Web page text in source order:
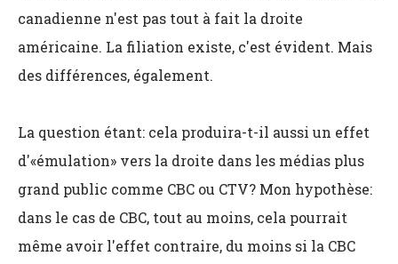
canadienne n'est pas tout à fait la droite
américaine. La filiation existe, c'est évident. Mais
des différences, également.
La question étant: cela produira-t-il aussi un effet
d'«émulation» vers la droite dans les médias plus
grand public comme CBC ou CTV? Mon hypothèse:
dans le cas de CBC, tout au moins, cela pourrait
même avoir l'effet contraire, du moins si la CBC